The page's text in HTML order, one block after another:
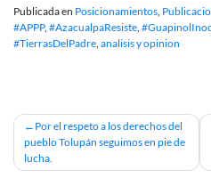
Publicada en Posicionamientos
#APPP, #AzacualpaResiste
#TierrasDelPadre analisis y opinion
Navegación
de
Por el respeto a los derechos del
pueblo Tolupán seguimos en pie de
lucha.